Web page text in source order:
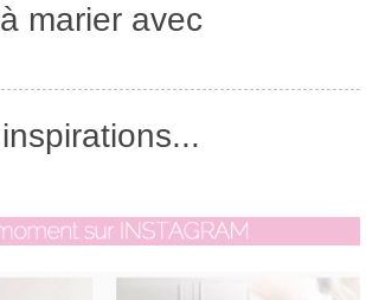
à marier avec
inspirations...